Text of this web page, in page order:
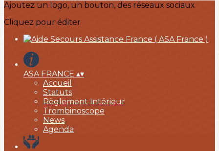
Ajoutez un logo, un bouton, des réseaux sociaux
Cliquez pour éditer
ASA FRANCE ▴▾
Accueil
Statuts
Règlement Intérieur
Trombinoscope
News
Agenda